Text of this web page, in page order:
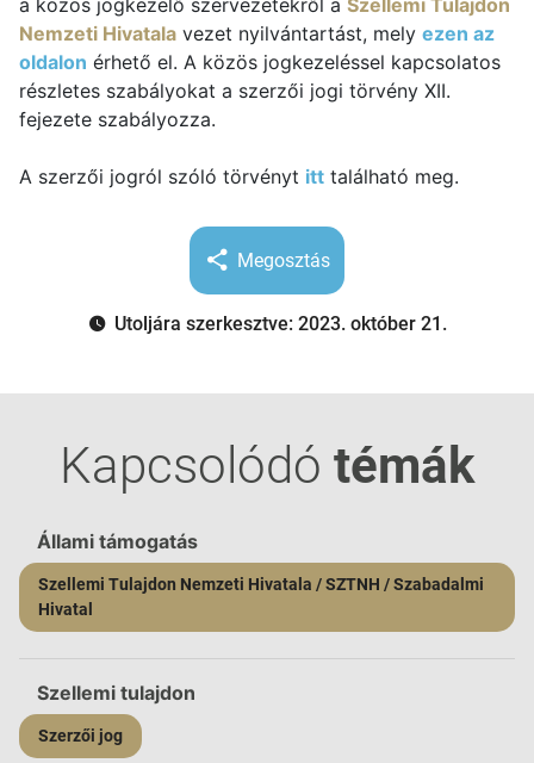
a közös jogkezelő szervezetekről a Szellemi Tulajdon
Nemzeti Hivatala vezet nyilvántartást, mely ezen az
oldalon érhető el. A közös jogkezeléssel kapcsolatos
részletes szabályokat a szerzői jogi törvény XII.
fejezete szabályozza.
A szerzői jogról szóló törvényt itt található meg.
Megosztás
Utoljára szerkesztve: 2023. október 21.
Kapcsolódó témák
Állami támogatás
Szellemi Tulajdon Nemzeti Hivatala / SZTNH / Szabadalmi
Hivatal
Szellemi tulajdon
Szerzői jog